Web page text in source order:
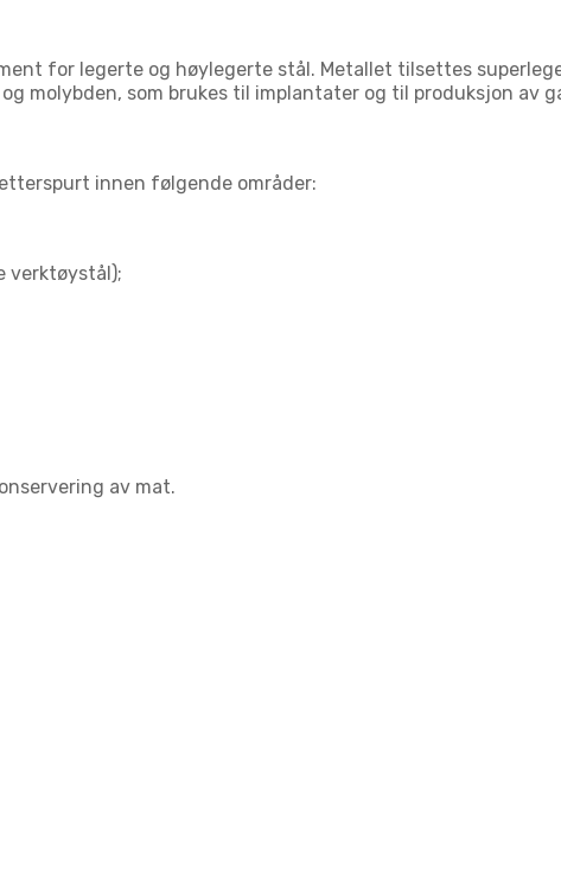
for legerte og høylegerte stål. Metallet tilsettes
molybden, som brukes til implantater og til produksjon av
innen følgende områder:
verktøystål);
av mat.